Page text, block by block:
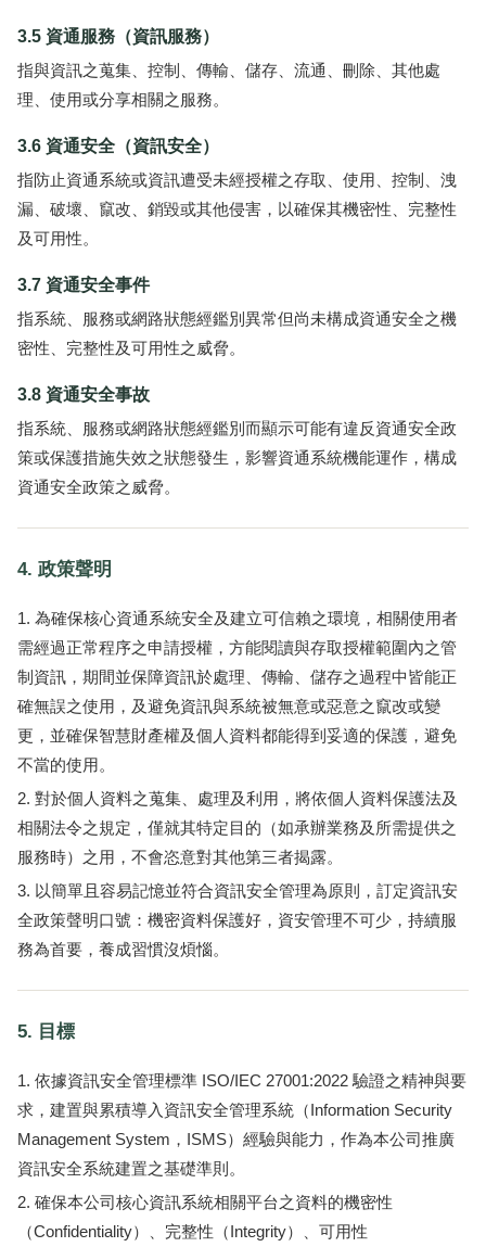
3.5 資通服務（資訊服務）
指與資訊之蒐集、控制、傳輸、儲存、流通、刪除、其他處
理、使用或分享相關之服務。
3.6 資通安全（資訊安全）
指防止資通系統或資訊遭受未經授權之存取、使用、控制、洩
漏、破壞、竄改、銷毀或其他侵害，以確保其機密性、完整性
及可用性。
3.7 資通安全事件
指系統、服務或網路狀態經鑑別異常但尚未構成資通安全之機
密性、完整性及可用性之威脅。
3.8 資通安全事故
指系統、服務或網路狀態經鑑別而顯示可能有違反資通安全政
策或保護措施失效之狀態發生，影響資通系統機能運作，構成
資通安全政策之威脅。
4. 政策聲明
為確保核心資通系統安全及建立可信賴之環境，相關使用者
需經過正常程序之申請授權，方能閱讀與存取授權範圍內之管
制資訊，期間並保障資訊於處理、傳輸、儲存之過程中皆能正
確無誤之使用，及避免資訊與系統被無意或惡意之竄改或變
更，並確保智慧財產權及個人資料都能得到妥適的保護，避免
不當的使用。
對於個人資料之蒐集、處理及利用，將依個人資料保護法及
相關法令之規定，僅就其特定目的（如承辦業務及所需提供之
服務時）之用，不會恣意對其他第三者揭露。
以簡單且容易記憶並符合資訊安全管理為原則，訂定資訊安
全政策聲明口號：機密資料保護好，資安管理不可少，持續服
務為首要，養成習慣沒煩惱。
5. 目標
依據資訊安全管理標準 ISO/IEC 27001:2022 驗證之精神與要
求，建置與累積導入資訊安全管理系統（Information Security
Management System，ISMS）經驗與能力，作為本公司推廣
資訊安全系統建置之基礎準則。
確保本公司核心資訊系統相關平台之資料的機密性
（Confidentiality）、完整性（Integrity）、可用性